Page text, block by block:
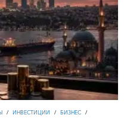
/ ИНВЕСТИЦИИ / БИЗНЕС /